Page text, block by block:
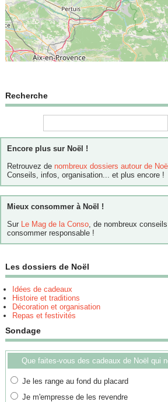
Recherche
Encore plus sur Noël !
Retrouvez de nombreux dossiers autour de
Conseils, infos, organisation... et plus encore !
Mieux consommer à Noël !
Sur
Le Mag de la Conso , de nombreux
consommer responsable !
Les dossiers de Noël
Idées de cadeaux
Histoire et traditions
Décoration et organisation
Repas et festivités
Sondage
Que faites-vous des cadeaux de Noël qui
Je les range au fond du placard
Je m'empresse de les revendre